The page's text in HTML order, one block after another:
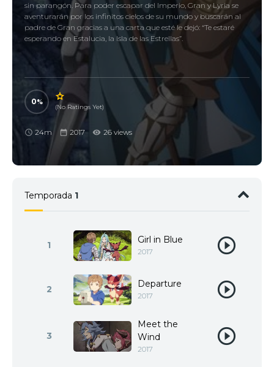
sin parangón. Para poder escapar del Imperio, Gran y Lyria se
aventurarán por los infinitos cielos de su mundo y buscarán al
padre de Gran gracias a una carta que esté le dejó: “Te estaré
esperando en Estalucia, la Isla de las Estrellas”.
0
(No Ratings Yet)
24m 2017 26 views
Temporada 1
1 Girl in Blue
2017
2 Departure
2017
3
Meet the
Wind
2017